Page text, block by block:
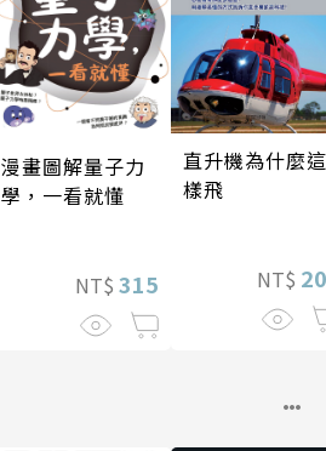
漫畫圖解量子力
學，一看就懂
NT$ 315
直升機為什麼這
樣飛
NT$